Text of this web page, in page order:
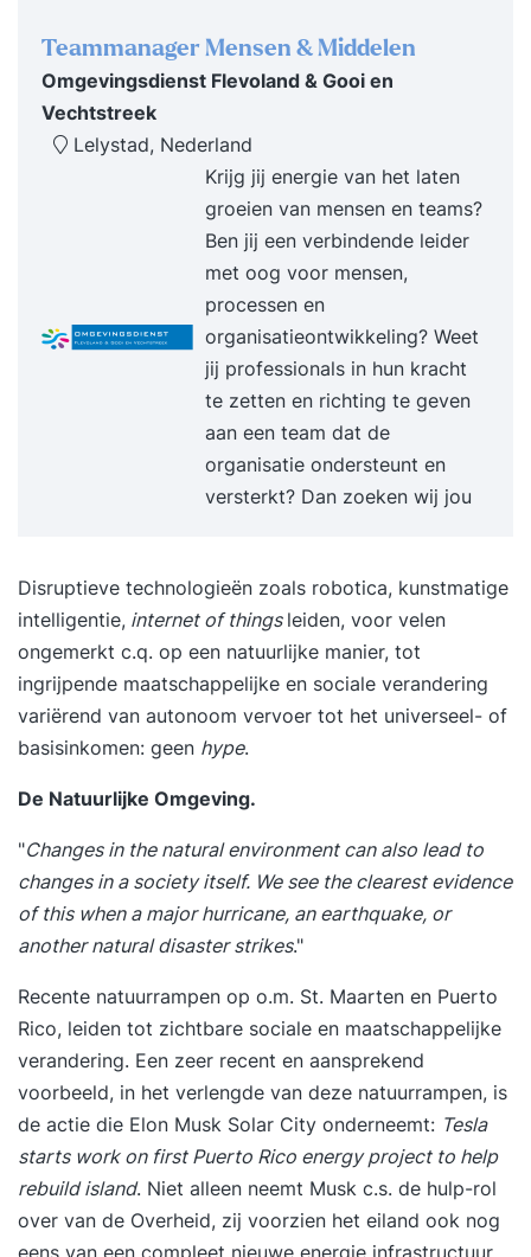
Teammanager Mensen & Middelen
Omgevingsdienst Flevoland & Gooi en
Vechtstreek
Lelystad, Nederland
Krijg jij energie van het laten
groeien van mensen en teams?
Ben jij een verbindende leider
met oog voor mensen,
processen en
organisatieontwikkeling? Weet
jij professionals in hun kracht
te zetten en richting te geven
aan een team dat de
organisatie ondersteunt en
versterkt? Dan zoeken wij jou
Disruptieve technologieën zoals robotica, kunstmatige
intelligentie, internet of things leiden, voor velen
ongemerkt c.q. op een natuurlijke manier, tot
ingrijpende maatschappelijke en sociale verandering
variërend van autonoom vervoer tot het universeel- of
basisinkomen: geen hype.
De Natuurlijke Omgeving.
"Changes in the natural environment can also lead to
changes in a society itself. We see the clearest evidence
of this when a major hurricane, an earthquake, or
another natural disaster strikes."
Recente natuurrampen op o.m. St. Maarten en Puerto
Rico, leiden tot zichtbare sociale en maatschappelijke
verandering. Een zeer recent en aansprekend
voorbeeld, in het verlengde van deze natuurrampen, is
de actie die Elon Musk Solar City onderneemt: Tesla
starts work on first Puerto Rico energy project to help
rebuild island. Niet alleen neemt Musk c.s. de hulp-rol
over van de Overheid, zij voorzien het eiland ook nog